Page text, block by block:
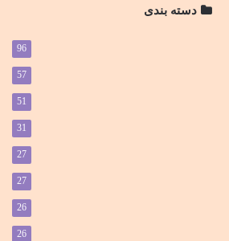
دسته بندی
96
57
51
31
27
27
26
26